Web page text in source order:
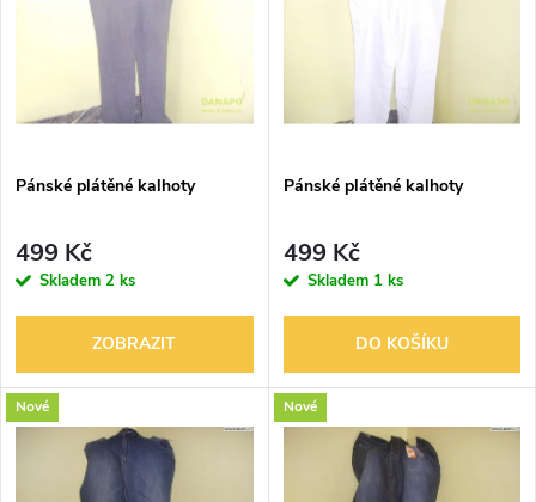
í
p
r
o
d
u
Abecedně
i
s
p
r
d
Pánské plátěné kalhoty
499 Kč
Skladem 2 ks
ZOBRAZIT
Pánské plátěné kalhoty
499 Kč
Skladem 1 ks
DO KOŠÍKU
Nové Nové